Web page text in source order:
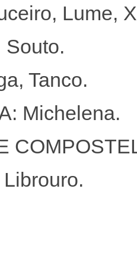
Lume,
Souto.
Tanco.
Michelena.